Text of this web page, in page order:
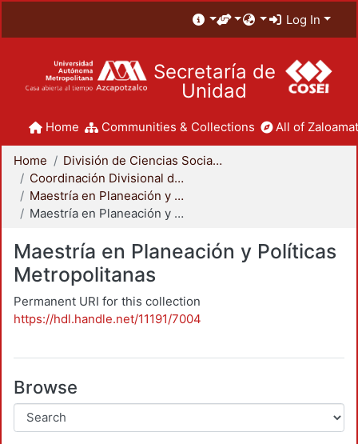
Log In
Secretaría de
Unidad
Home Communities & Collections All of
Home
División de Ciencias Sociales y Humanidades
Coordinación Divisional de Posgrado
Maestría en Planeación y Políticas Metropolitanas
Maestría en Planeación y Políticas Metropolitanas
Maestría en Planeación y Políticas
Metropolitanas
Permanent URI for this collection
https://hdl.handle.net/11191/7004
Browse